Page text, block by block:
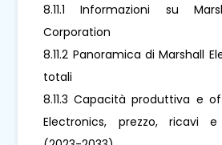
8.11.1 Informazioni su
Corporation
8.11.2 Panoramica di Marshall
totali
8.11.3 Capacità produttiva e
Electronics, prezzo, ricavi